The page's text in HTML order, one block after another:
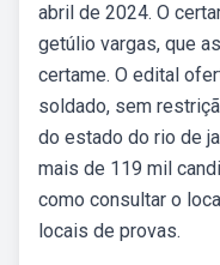
abril de 2024. O
getúlio vargas, que
certame. O edital
soldado, sem
do estado do rio de
mais de 119 mil
como consultar o
locais de provas.